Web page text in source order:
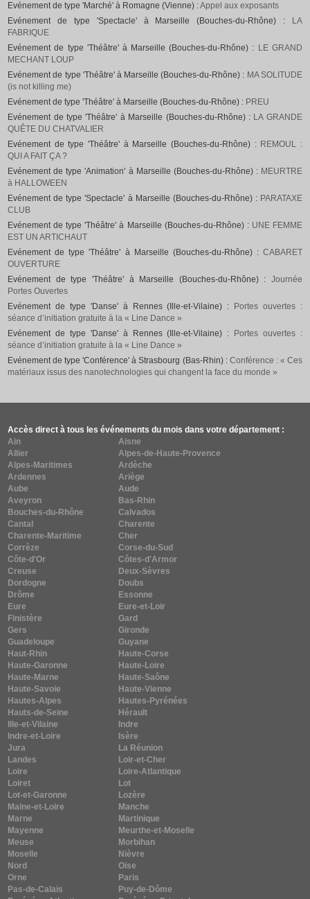
Evénement de type 'Marché' à Romagne (Vienne) :Appel aux exposants
Evénement de type 'Spectacle' à Marseille (Bouches-du-Rhône) :
LA
FABRIQUE
Evénement de type 'Théâtre' à Marseille (Bouches-du-Rhône) : LE GRAND
MECHANT LOUP
Evénement de type 'Théâtre' à Marseille (Bouches-du-Rhône) : MA SOLITUDE
(is not killing me)
Evénement de type 'Théâtre' à Marseille (Bouches-du-Rhône) : PREU
Evénement de type 'Théâtre' à Marseille (Bouches-du-Rhône) : LA GRANDE
QUÊTE DU CHATVALIER
Evénement de type 'Théâtre' à Marseille (Bouches-du-Rhône) : REMOUL :
QUI A FAIT ÇA ?
Evénement de type 'Animation' à Marseille (Bouches-du-Rhône) : MEURTRE
à HALLOWEEN
Evénement de type 'Spectacle' à Marseille (Bouches-du-Rhône) : PARATAXE
CLUB
Evénement de type 'Théâtre' à Marseille (Bouches-du-Rhône) : UNE FEMME
EST UN ARTICHAUT
Evénement de type 'Théâtre' à Marseille (Bouches-du-Rhône) : CABARET
OUVERTURE
Evénement de type 'Théâtre' à Marseille (Bouches-du-Rhône) : Journée
Portes Ouvertes
Evénement de type 'Danse' à Rennes (Ille-et-Vilaine) :
Portes ouvertes :
séance d’initiation gratuite à la « Line Dance »
Evénement de type 'Danse' à Rennes (Ille-et-Vilaine) :
Portes ouvertes :
séance d’initiation gratuite à la « Line Dance »
Evénement de type 'Conférence' à Strasbourg (Bas-Rhin) : Conférence : « Ces
matériaux issus des nanotechnologies qui changent la face du monde »
Accès direct à tous les événements du mois dans votre département :
Ain
Aisne
Allier
Alpes-de-Haute-Provence
Alpes-Maritimes
Ardèche
Ardennes
Ariège
Aube
Aude
Aveyron
Bas-Rhin
Bouches-du-Rhône
Calvados
Cantal
Charente
Charente-Maritime
Cher
Corrèze
Corse-du-Sud
Côte-d'Or
Côtes-d'Armor
Creuse
Deux-Sèvres
Dordogne
Doubs
Drôme
Essonne
Eure
Eure-et-Loir
Finistère
Gard
Gers
Gironde
Guadeloupe
Guyane
Haut-Rhin
Haute-Corse
Haute-Garonne
Haute-Loire
Haute-Marne
Haute-Saône
Haute-Savoie
Haute-Vienne
Hautes-Alpes
Hautes-Pyrénées
Hauts-de-Seine
Hérault
Ille-et-Vilaine
Indre
Indre-et-Loire
Isère
Jura
La Réunion
Landes
Loir-et-Cher
Loire
Loire-Atlantique
Loiret
Lot
Lot-et-Garonne
Lozère
Maine-et-Loire
Manche
Marne
Martinique
Mayenne
Meurthe-et-Moselle
Meuse
Morbihan
Moselle
Nièvre
Nord
Oise
Orne
Paris
Pas-de-Calais
Puy-de-Dôme